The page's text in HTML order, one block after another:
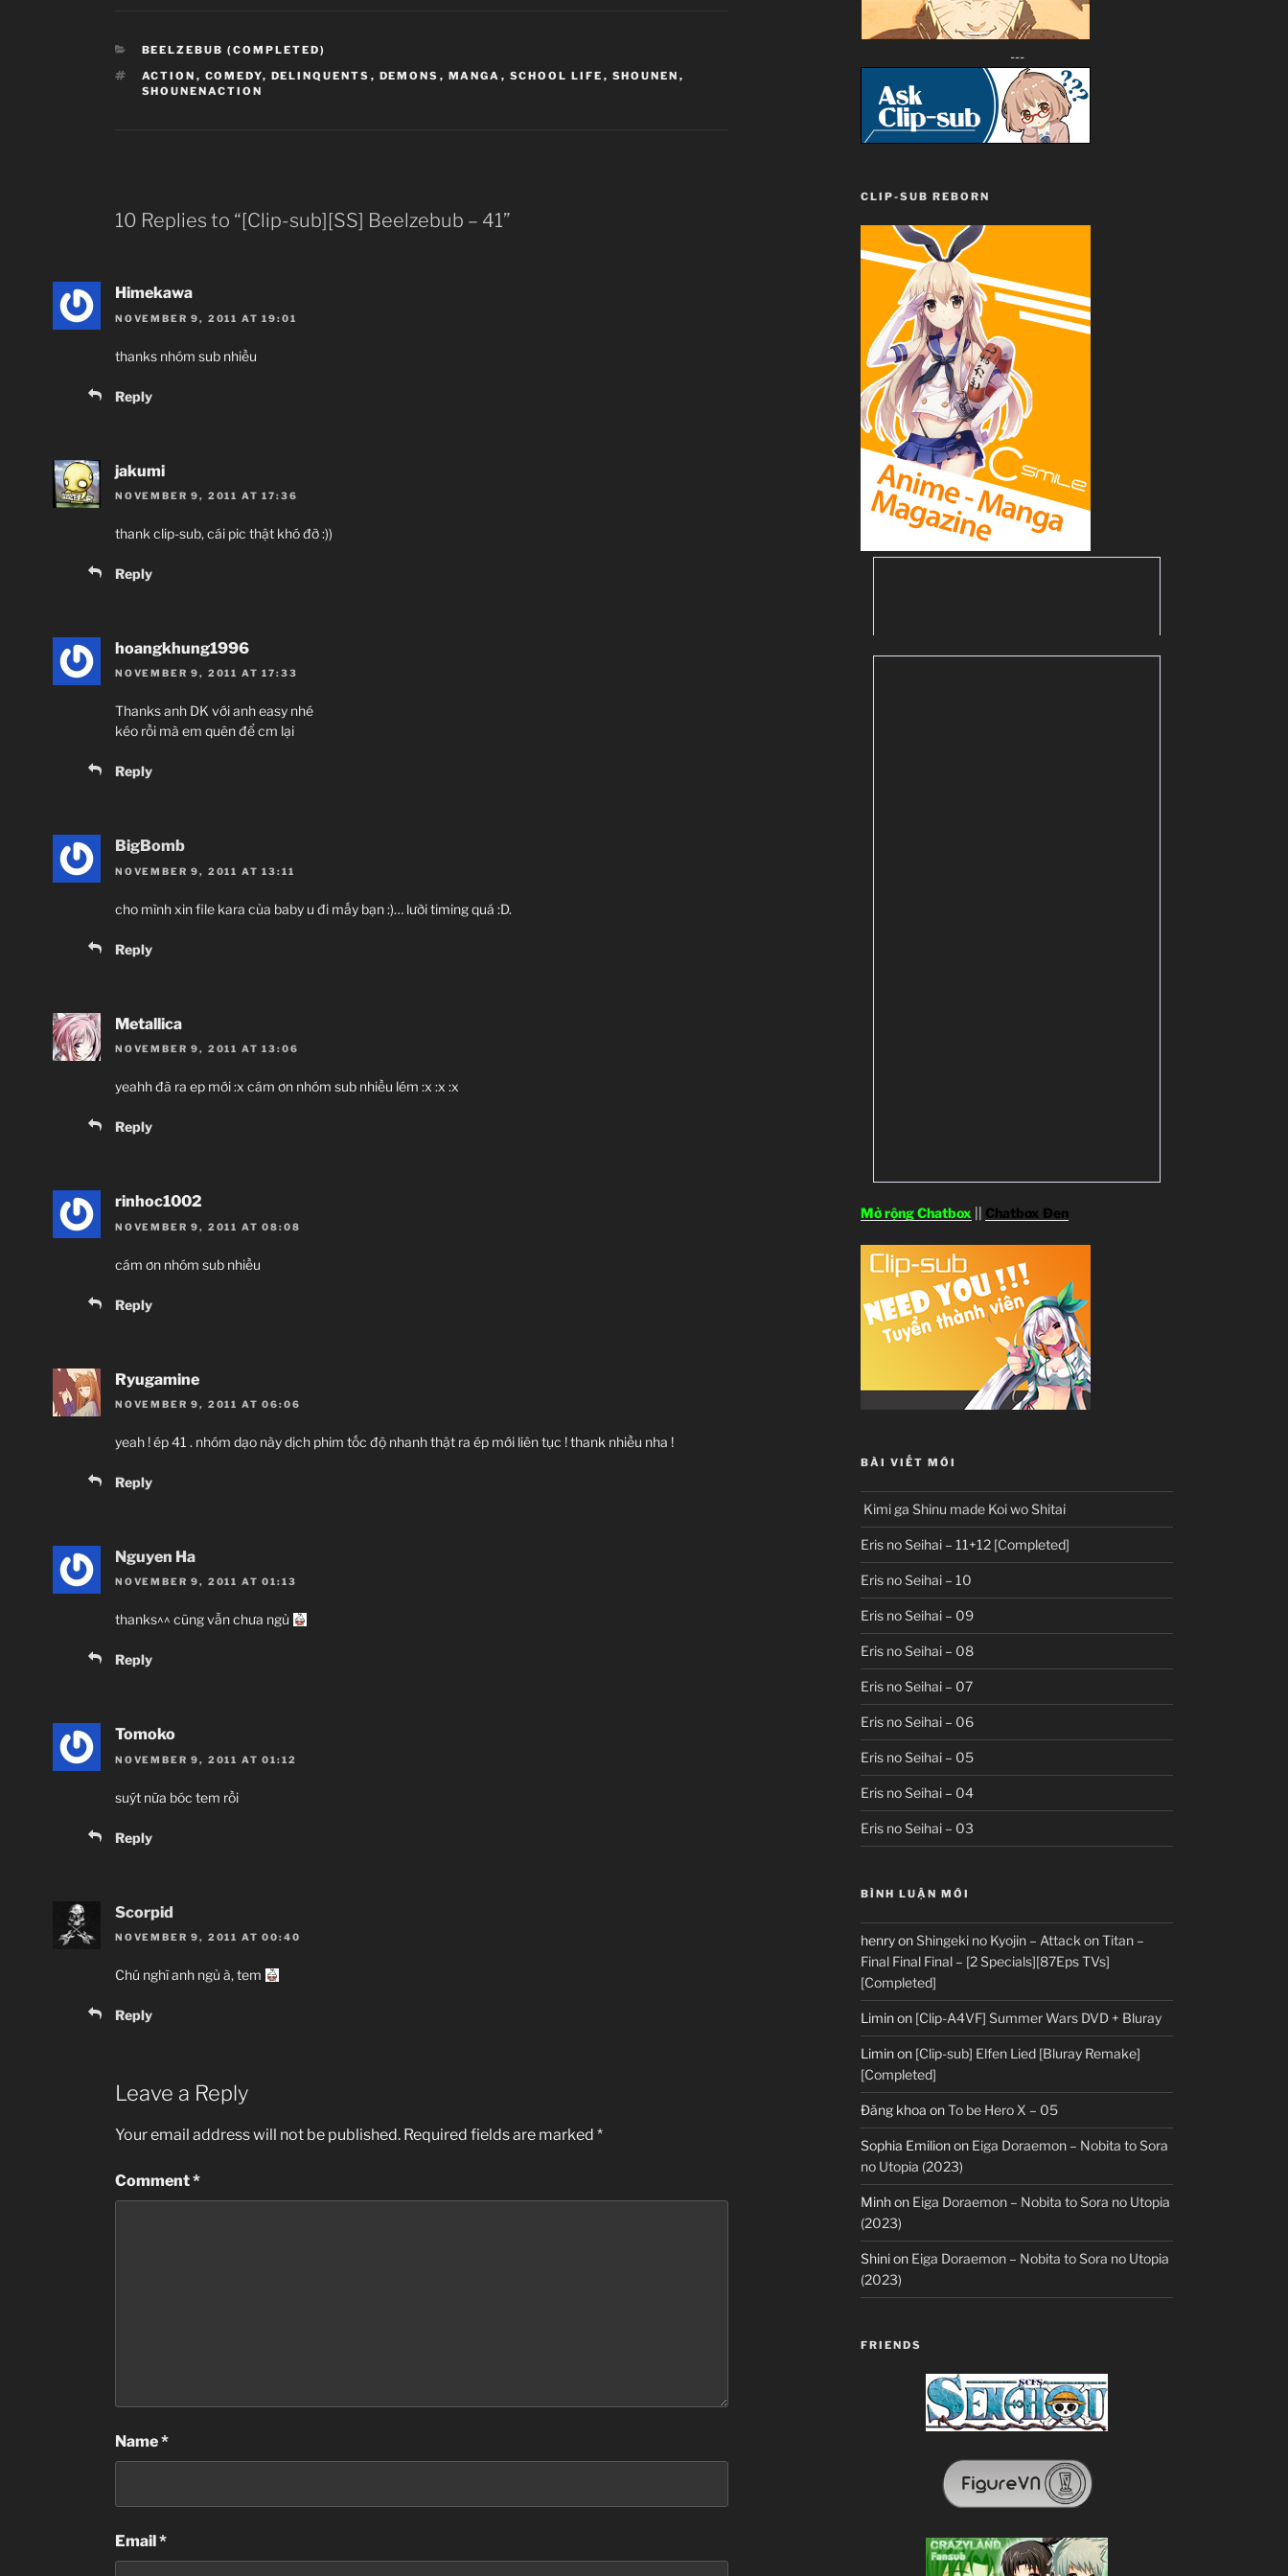
CATEGORIES
BEELZEBUB (COMPLETED)
TAGS
ACTION , COMEDY, DELINQUENTS , DEMONS , MANGA , SCHOOL LIFE , SHOUNEN ,
SHOUNENACTION
10 Replies to “[Clip-sub][SS] Beelzebub – 41”
Himekawa
NOVEMBER 9, 2011 AT 19:01
thanks nhóm sub nhiều
Reply
jakumi
NOVEMBER 9, 2011 AT 17:36
thank clip-sub, cái pic thật khó đỡ :))
Reply
hoangkhung1996
NOVEMBER 9, 2011 AT 17:33
Thanks anh DK với anh easy nhé
kéo rồi mà em quên để cm lại
Reply
BigBomb
NOVEMBER 9, 2011 AT 13:11
cho mình xin file kara của baby u đi mấy bạn :)… lười timing quá :D.
Reply
Metallica
NOVEMBER 9, 2011 AT 13:06
yeahh đã ra ep mới :x cám ơn nhóm sub nhiều lém :x :x :x
Reply
rinhoc1002
NOVEMBER 9, 2011 AT 08:08
cám ơn nhóm sub nhiều
Reply
Ryugamine
NOVEMBER 9, 2011 AT 06:06
yeah ! ép 41 . nhóm dạo này dịch phim tốc độ nhanh thật ra ép mới liên tục ! thank nhiều nha !
Reply
Nguyen Ha
NOVEMBER 9, 2011 AT 01:13
thanks^^ cũng vẫn chưa ngủ
Reply
Tomoko
NOVEMBER 9, 2011 AT 01:12
suýt nữa bóc tem rồi
Reply
Scorpid
NOVEMBER 9, 2011 AT 00:40
Chú nghĩ anh ngủ à, tem
Reply
Leave a Reply
Your email address will not be published. Required fields are marked *
Comment*
Name*
Email *
---
CLIP-SUB REBORN
Mở rộng Chatbox Chatbox Đen
BÀI VIẾT MỚI
Kimi ga Shinu made Koi wo Shitai
Eris no Seihai – 11+12 [Completed]
Eris no Seihai – 10
Eris no Seihai – 09
Eris no Seihai – 08
Eris no Seihai – 07
Eris no Seihai – 06
Eris no Seihai – 05
Eris no Seihai – 04
Eris no Seihai – 03
BÌNH LUẬN MỚI
henryonShingeki no Kyojin – Attack on Titan –
Final Final Final – [2 Specials][87Eps TVs]
[Completed]
Liminon [Clip-A4VF] Summer Wars DVD + Bluray
Liminon [Clip-sub] Elfen Lied [Bluray Remake]
[Completed]
Đăng khoa onTo be Hero X – 05
Sophia Emilionon Eiga Doraemon – Nobita to Sora
no Utopia (2023)
Minhon Eiga Doraemon – Nobita to Sora no Utopia
(2023)
Shinion Eiga Doraemon – Nobita to Sora no Utopia
(2023)
FRIENDS